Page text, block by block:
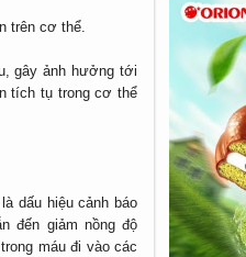
trên cơ thể.
gây ảnh hưởng tới
tích tụ trong cơ thể
dấu hiệu cảnh báo
đến giảm nồng độ
máu đi vào các